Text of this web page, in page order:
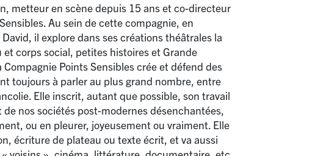
metteur en scène depuis 15 ans et co-directeur
Au sein de cette compagnie, en
il explore dans ses créations théâtrales la
corps social, petites histoires et Grande
Points Sensibles crée et défend des
toujours à parler au plus grand nombre, entre
Elle inscrit, autant que possible, son travail
nos sociétés post-modernes désenchantées,
ou en pleurer, joyeusement ou vraiment. Elle
écriture de plateau ou texte écrit, et va aussi